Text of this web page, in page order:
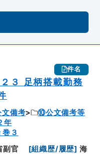
件名
３ 足柄搭載勤務
備考
⑩公文備考等
年
３
副官 [組織歴/履歴] 海